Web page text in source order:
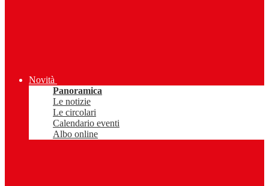
Novità
Panoramica
Le notizie
Le circolari
Calendario eventi
Albo online